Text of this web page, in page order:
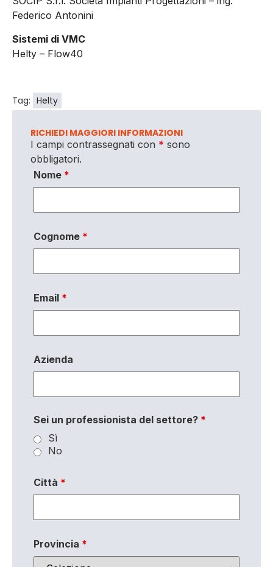
Federico Antonini
Sistemi di VMC
Helty – Flow40
Tag: Helty
RICHIEDI MAGGIORI INFORMAZIONI
I campi contrassegnati con * sono
obbligatori.
Nome *
Cognome *
Email *
Azienda
Sei un professionista del settore? *
Sì
No
Città *
Provincia *